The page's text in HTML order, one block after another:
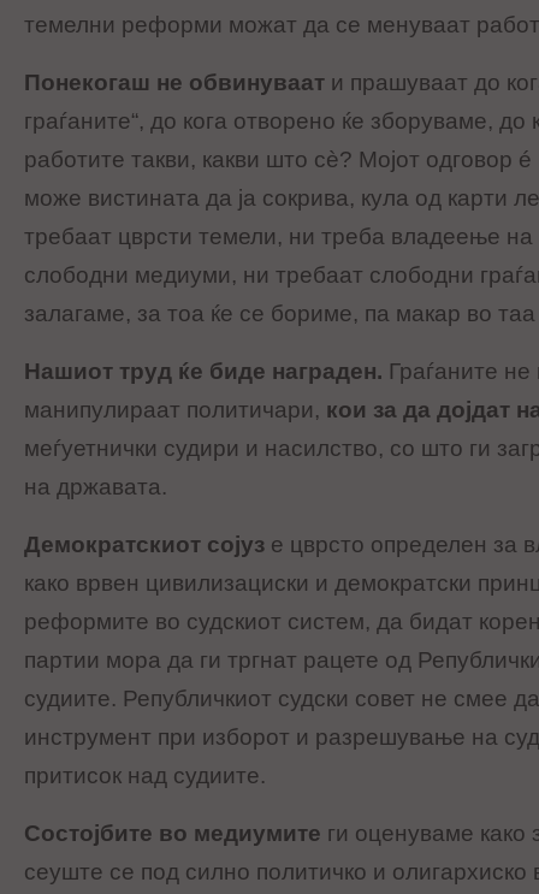
темелни реформи можат да се менуваат
Понекогаш не обвинуваат и прашуваат до
граѓаните“, до кога отворено ќе зборуваме, до
работите такви, какви што сè? Мојот одговор é
може вистината да ја сокрива, кула од карти
требаат цврсти темели, ни треба владеење на
слободни медиуми, ни требаат слободни
залагаме, за тоа ќе се бориме, па макар во
Нашиот труд ќе биде награден. Граѓаните
манипулираат политичари, кои за да дојдат
меѓуетнички судири и насилство, со што ги
на државата.
Демократскиот сојуз е цврсто определен за
како врвен цивилизациски и демократски
реформите во судскиот систем, да бидат
партии мора да ги тргнат рацете од
судиите. Републичкиот судски совет не смее
инструмент при изборот и разрешување на
притисок над судиите.
Состојбите во медиумите ги оценуваме како
сеуште се под силно политичко и олигархиско